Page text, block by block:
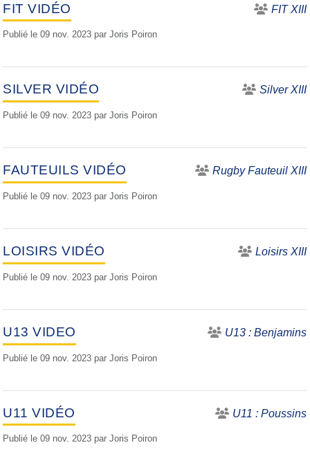
FIT VIDÉO FIT XIII
Publié le 09 nov. 2023 par Joris Poiron
SILVER VIDÉO Silver XIII
Publié le 09 nov. 2023 par Joris Poiron
FAUTEUILS VIDÉO Rugby Fauteuil XIII
Publié le 09 nov. 2023 par Joris Poiron
LOISIRS VIDÉO Loisirs XIII
Publié le 09 nov. 2023 par Joris Poiron
U13 VIDEO U13 : Benjamins
Publié le 09 nov. 2023 par Joris Poiron
U11 VIDÉO U11 : Poussins
Publié le 09 nov. 2023 par Joris Poiron